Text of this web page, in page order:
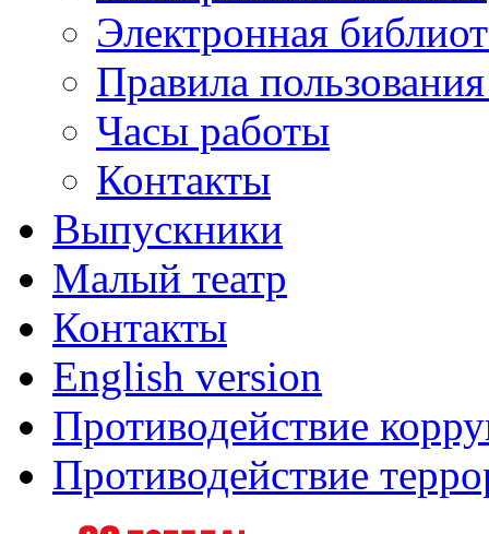
Электронная
Правила
Часы работы
Контакты
Выпускники
Малый театр
Контакты
English version
Противодействие
Противодействие